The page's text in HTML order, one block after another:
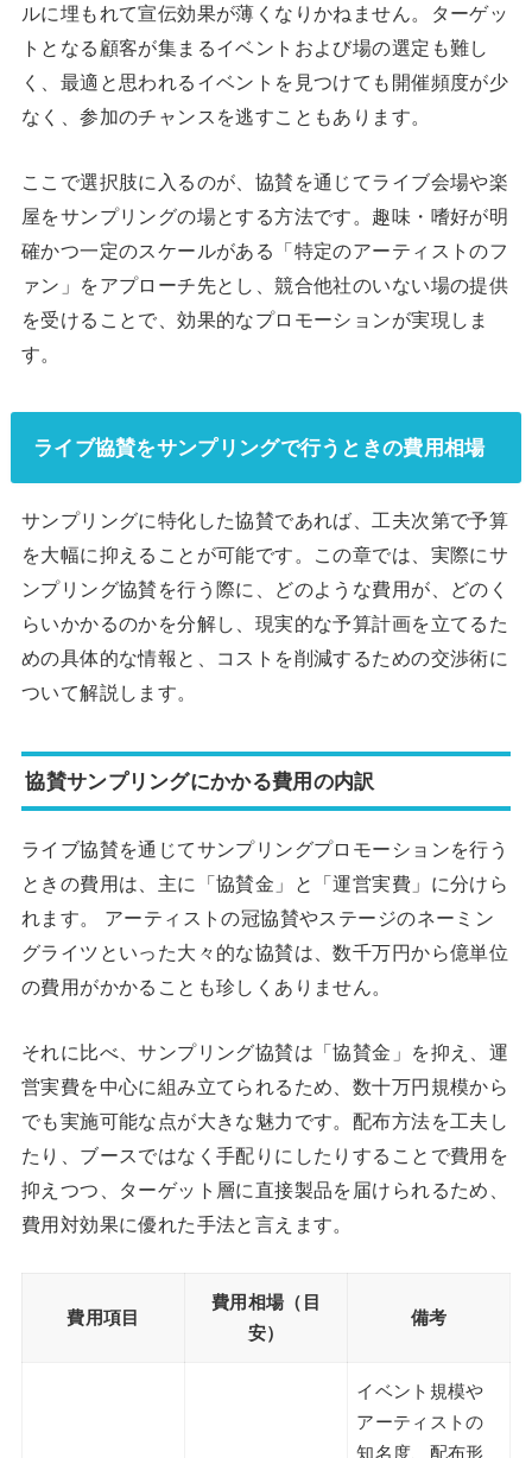
ルに埋もれて宣伝効果が薄くなりかねません。ターゲッ
トとなる顧客が集まるイベントおよび場の選定も難し
く、最適と思われるイベントを見つけても開催頻度が少
なく、参加のチャンスを逃すこともあります。
ここで選択肢に入るのが、協賛を通じてライブ会場や楽
屋をサンプリングの場とする方法です。趣味・嗜好が明
確かつ一定のスケールがある「特定のアーティストのフ
ァン」をアプローチ先とし、競合他社のいない場の提供
を受けることで、効果的なプロモーションが実現しま
す。
ライブ協賛をサンプリングで行うときの費用相場
サンプリングに特化した協賛であれば、工夫次第で予算
を大幅に抑えることが可能です。この章では、実際にサ
ンプリング協賛を行う際に、どのような費用が、どのく
らいかかるのかを分解し、現実的な予算計画を立てるた
めの具体的な情報と、コストを削減するための交渉術に
ついて解説します。
協賛サンプリングにかかる費用の内訳
ライブ協賛を通じてサンプリングプロモーションを行う
ときの費用は、主に「協賛金」と「運営実費」に分けら
れます。 アーティストの冠協賛やステージのネーミン
グライツといった大々的な協賛は、数千万円から億単位
の費用がかかることも珍しくありません。
それに比べ、サンプリング協賛は「協賛金」を抑え、運
営実費を中心に組み立てられるため、数十万円規模から
でも実施可能な点が大きな魅力です。配布方法を工夫し
たり、ブースではなく手配りにしたりすることで費用を
抑えつつ、ターゲット層に直接製品を届けられるため、
費用対効果に優れた手法と言えます。
費用項目
費用相場（目
安）
備考
イベント規模や
アーティストの
知名度、配布形